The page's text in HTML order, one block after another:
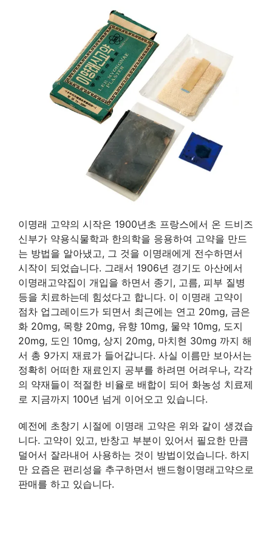
이명래 고약의 시작은 1900년초 프랑스에서 온 드비즈
신부가 약용식물학과 한의학을 응용하여 고약을 만드
는 방법을 알아냈고, 그 것을 이명래에게 전수하면서
시작이 되었습니다. 그래서 1906년 경기도 아산에서
이명래고약집이 개입을 하면서 종기, 고름, 피부 질병
등을 치료하는데 힘섰다고 합니다. 이 이명래 고약이
점차 업그레이드가 되면서 최근에는 연고 20mg, 금은
화 20mg, 목향 20mg, 유향 10mg, 물약 10mg, 도지
20mg, 도인 10mg, 상지 20mg, 마치현 30mg 까지 해
서 총 9가지 재료가 들어갑니다. 사실 이름만 보아서는
정확히 어떠한 재료인지 공부를 하려면 어려우나, 각각
의 약재들이 적절한 비율로 배합이 되어 화농성 치료제
로 지금까지 100년 넘게 이어오고 있습니다.
예전에 초창기 시절에 이명래 고약은 위와 같이 생겼습
니다. 고약이 있고, 반창고 부분이 있어서 필요한 만큼
덜어서 잘라내어 사용하는 것이 방법이었습니다. 하지
만 요즘은 편리성을 추구하면서 밴드형이명래고약으로
판매를 하고 있습니다.